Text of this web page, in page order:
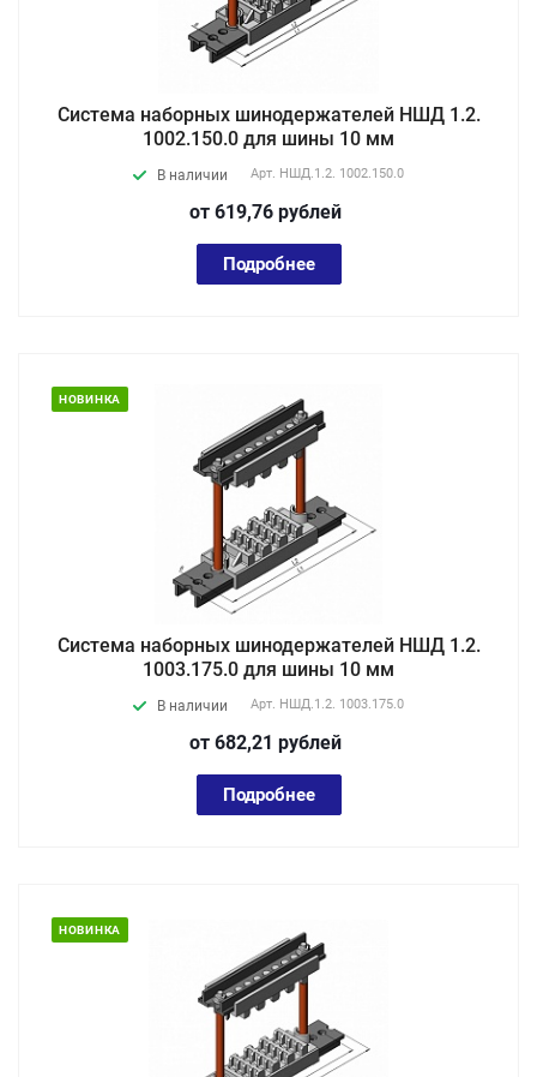
Система наборных шинодержателей НШД 1.2.
1002.150.0 для шины 10 мм
В наличии Арт. НШД.1.2. 1002.150.0
от 619,76 рублей
Подробнее
НОВИНКА
Система наборных шинодержателей НШД 1.2.
1003.175.0 для шины 10 мм
В наличии Арт. НШД.1.2. 1003.175.0
от 682,21 рублей
Подробнее
НОВИНКА